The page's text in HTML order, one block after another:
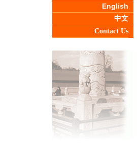
English
中文
Contact Us